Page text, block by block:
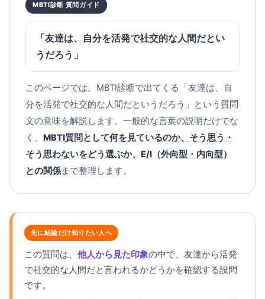
MBTI診断 質問ガイド
「友達は、自分を活発で社交的な人間だとい
うだろう」
このページでは、MBTI診断で出てくる「友達は、自
分を活発で社交的な人間だというだろう」という質問
文の意味を解説します。一般的な言葉の説明だけでな
く、 MBTI質問として何を見ているのか、そう思う・
そう思わないをどう選ぶか、E/I（外向型・内向型）
との関係まで整理します。
先に結論だけ知りたい人へ
この質問は、 他人から見た印象の中で、友達から活発
で社交的な人間だと言われるかどうかを確認する設問
です。